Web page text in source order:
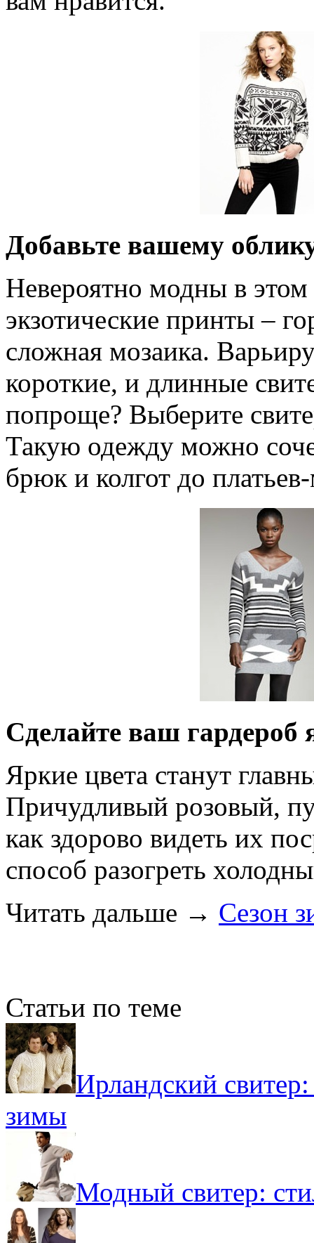
Добавьте вашему
Невероятно модны в этом
экзотические принты –
сложная мозаика.
короткие, и длинные
попроще? Выберите
Такую одежду можно
брюк и колгот до
Сделайте ваш гардероб
Яркие цвета станут
Причудливый розовый,
как здорово видеть их
способ разогреть
Читать дальше → Сезон
Статьи по теме
Ирландский
зимы
Модный свитер: